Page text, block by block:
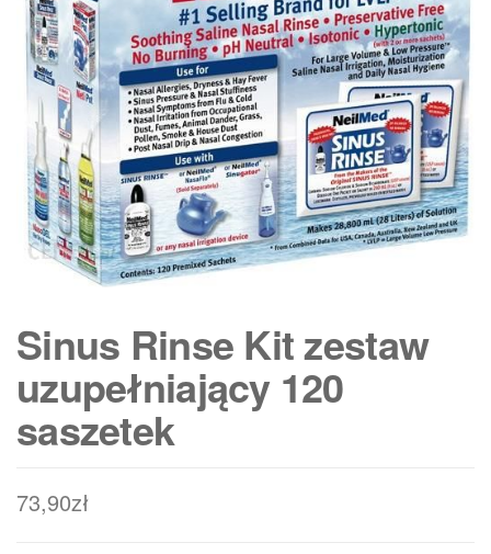
Sinus Rinse Kit zestaw
uzupełniający 120
saszetek
73,90zł